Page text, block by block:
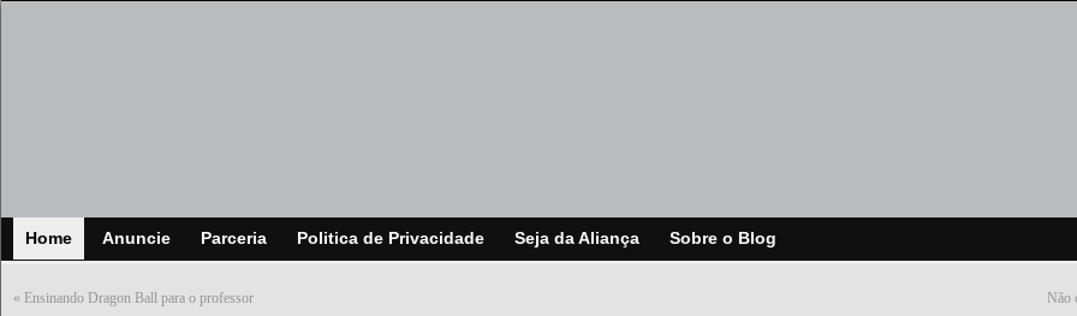
Home Anuncie Parceria Politica de Privacidade Seja da Aliança Sobre o Blog
« Ensinando Dragon Ball para o professor Não